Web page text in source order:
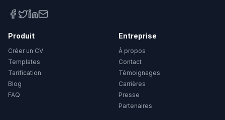
Produit
Créer un CV
Templates
Tarification
Blog
FAQ
Entreprise
À propos
Contact
Témoignages
Carrières
Presse
Partenaires